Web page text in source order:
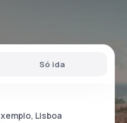
Só ida